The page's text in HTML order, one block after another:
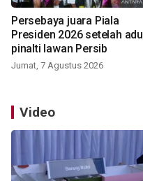
Persebaya juara Piala
Presiden 2026 setelah adu
pinalti lawan Persib
Jumat, 7 Agustus 2026
Video